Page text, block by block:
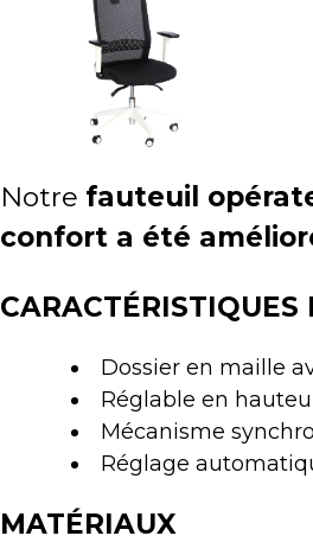
Notre fauteuil
confort a été
CARACTÉRISTIQUES
Dossier en maille
Réglable en
Mécanisme
Réglage
MATÉRIAUX